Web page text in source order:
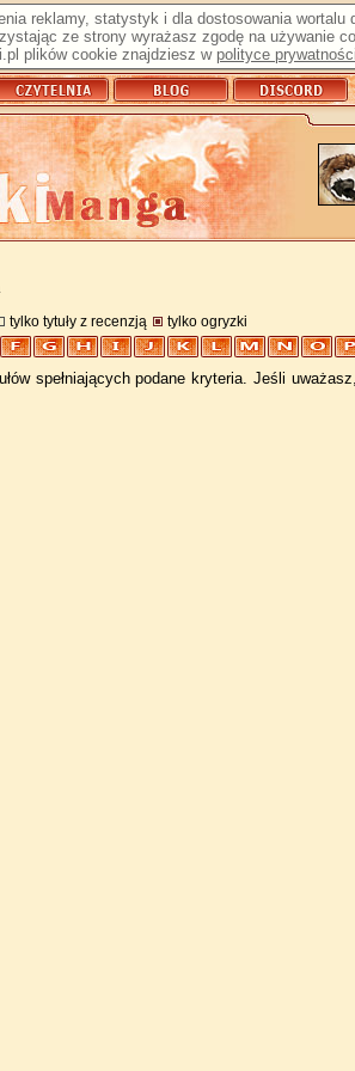
reklamy, statystyk i dla dostosowania
ze strony wyrażasz zgodę na używanie
plików cookie znajdziesz w polityce prywatności
tylko tytuły z recenzją tylko ogryzki
spełniających podane kryteria. Jeśli